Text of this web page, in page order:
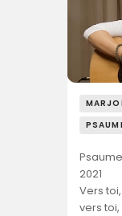
2021
Vers
vers